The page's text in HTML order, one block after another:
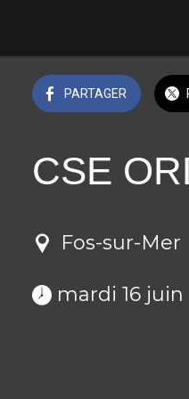
PARTAGER
CSE
Fos-sur-
mardi 16 juin